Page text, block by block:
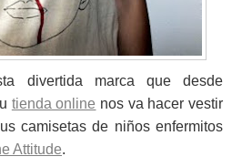
divertida marca que desde
tienda online nos va hacer vestir
camisetas de niños enfermitos
Attitude.